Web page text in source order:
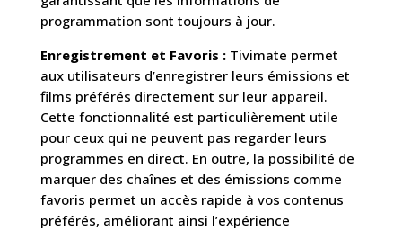
programmation sont toujours à jour.
Enregistrement et Favoris :Tivimate permet
aux utilisateurs d’enregistrer leurs émissions et
films préférés directement sur leur appareil.
Cette fonctionnalité est particulièrement utile
pour ceux qui ne peuvent pas regarder leurs
programmes en direct. En outre, la possibilité de
marquer des chaînes et des émissions comme
favoris permet un accès rapide à vos contenus
préférés, améliorant ainsi l’expérience